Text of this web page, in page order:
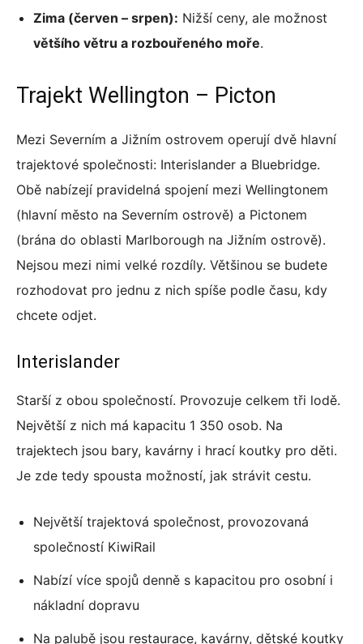
Zima (červen – srpen): Nižší ceny, ale možnost
většího větru a rozbouřeného moře.
Trajekt Wellington – Picton
Mezi Severním a Jižním ostrovem operují dvě hlavní
trajektové společnosti: Interislander a Bluebridge.
Obě nabízejí pravidelná spojení mezi Wellingtonem
(hlavní město na Severním ostrově) a Pictonem
(brána do oblasti Marlborough na Jižním ostrově).
Nejsou mezi nimi velké rozdíly. Většinou se budete
rozhodovat pro jednu z nich spíše podle času, kdy
chcete odjet.
Interislander
Starší z obou společností. Provozuje celkem tři lodě.
Největší z nich má kapacitu 1 350 osob. Na
trajektech jsou bary, kavárny i hrací koutky pro děti.
Je zde tedy spousta možností, jak strávit cestu.
Největší trajektová společnost, provozovaná
společností KiwiRail
Nabízí více spojů denně s kapacitou pro osobní i
nákladní dopravu
Na palubě jsou restaurace, kavárny, dětské koutky